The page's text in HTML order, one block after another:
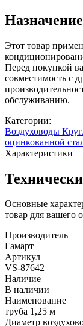
Этот товар
Перед покупкой
совместимость с
обслуживанию.
Категории:
Воздуховоды
оцинкованной
Характеристики
Основные
товар для вашего
Производитель
Гамарт
Артикул
VS-87642
Наличие
В наличии
Наименование
труба 1,25 м
Диаметр